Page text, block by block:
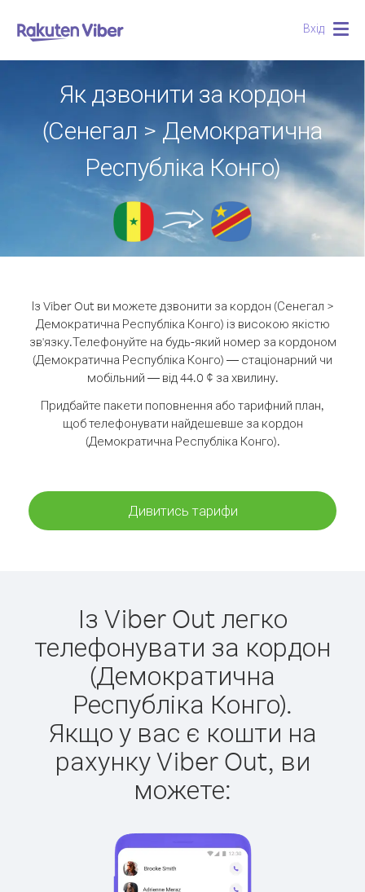
Вхід
Як дзвонити за кордон
(Сенегал > Демократична
Республіка Конго)
Із Viber Out ви можете дзвонити за кордон (Сенегал >
Демократична Республіка Конго) із високою якістю
зв'язку.Телефонуйте на будь-який номер за кордоном
(Демократична Республіка Конго) — стаціонарний чи
мобільний — від 44.0 ¢ за хвилину.
Придбайте пакети поповнення або тарифний план,
щоб телефонувати найдешевше за кордон
(Демократична Республіка Конго).
Дивитись тарифи
Із Viber Out легко
телефонувати за кордон
(Демократична
Республіка Конго).
Якщо у вас є кошти на
рахунку Viber Out, ви
можете: